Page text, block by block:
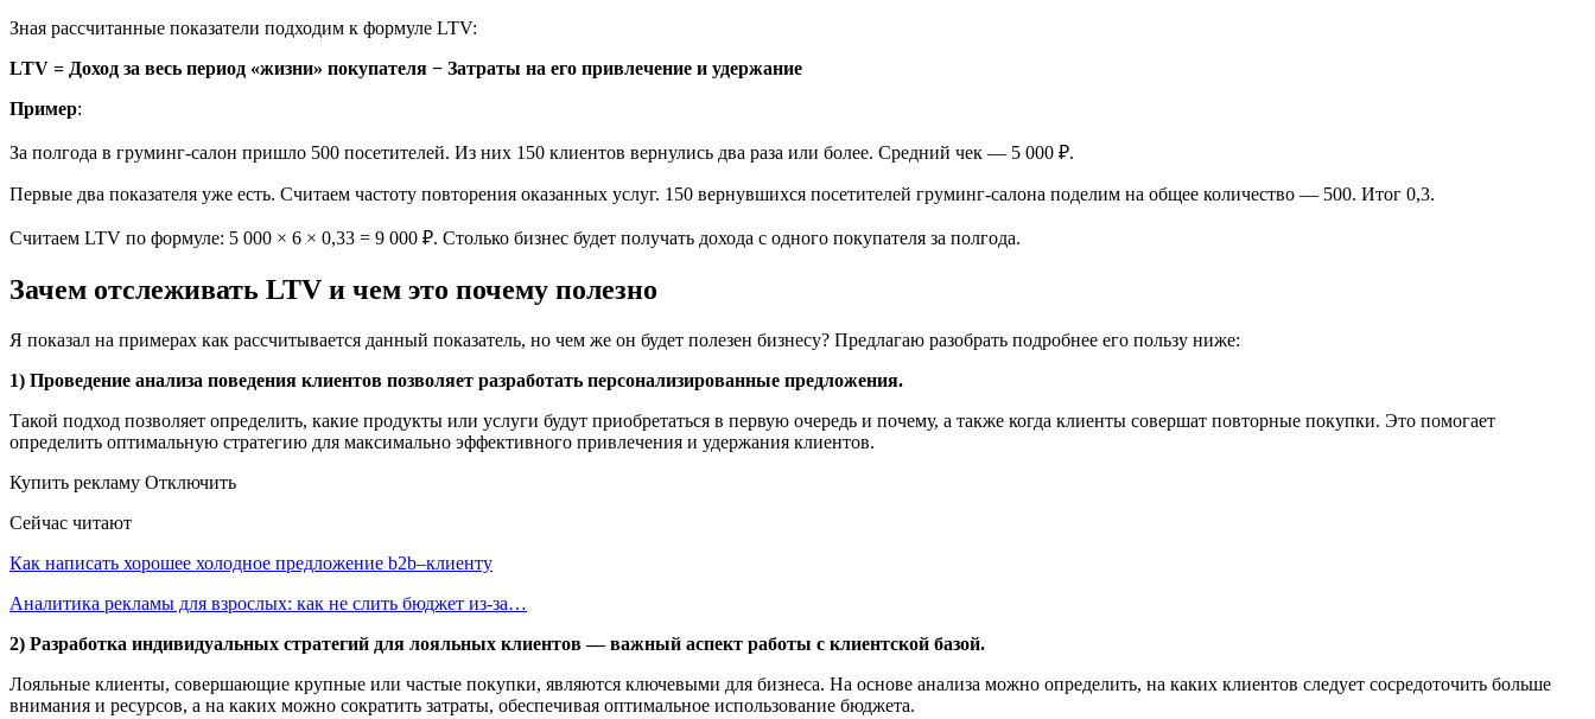
Зная рассчитанные показатели подходим к формуле LTV:
LTV = Доход за весь период «жизни» покупателя − Затраты на его привлечение и удержание
Пример:
За полгода в груминг-салон пришло 500 посетителей. Из них 150 клиентов вернулись два раза или более. Средний чек — 5 000 ₽.
Первые два показателя уже есть. Считаем частоту повторения оказанных услуг. 150 вернувшихся посетителей груминг-салона поделим на общее количество — 500. Итог 0,3.
Считаем LTV по формуле: 5 000 × 6 × 0,33 = 9 000 ₽. Столько бизнес будет получать дохода с одного покупателя за полгода.
Зачем отслеживать LTV и чем это почему полезно
Я показал на примерах как рассчитывается данный показатель, но чем же он будет полезен бизнесу? Предлагаю разобрать подробнее его пользу ниже:
1) Проведение анализа поведения клиентов позволяет разработать персонализированные предложения.
Такой подход позволяет определить, какие продукты или услуги будут приобретаться в первую очередь и почему, а также когда клиенты совершат повторные покупки. Это помогает
определить оптимальную стратегию для максимально эффективного привлечения и удержания клиентов.
Купить рекламу Отключить
Сейчас читают
Как написать хорошее холодное предложение b2b–клиенту
Аналитика рекламы для взрослых: как не слить бюджет из-за…
2) Разработка индивидуальных стратегий для лояльных клиентов — важный аспект работы с клиентской базой.
Лояльные клиенты, совершающие крупные или частые покупки, являются ключевыми для бизнеса. На основе анализа можно определить, на каких клиентов следует сосредоточить больше
внимания и ресурсов, а на каких можно сократить затраты, обеспечивая оптимальное использование бюджета.